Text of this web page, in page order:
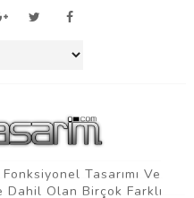
Tasarımı Ve
Olan Birçok Farklı